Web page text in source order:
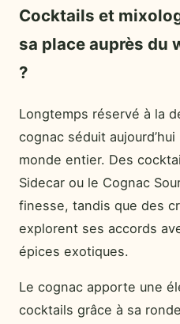
Cocktails et
sa place auprès du
?
Longtemps réservé à la
cognac séduit
monde entier. Des
Sidecar ou le Cognac
finesse, tandis que des
explorent ses accords
épices exotiques.
Le cognac apporte une
cocktails grâce à sa